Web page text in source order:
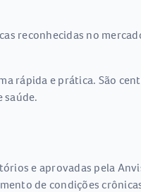
reconhecidas no
rápida e prática. São
saúde.
e aprovadas pela
de condições